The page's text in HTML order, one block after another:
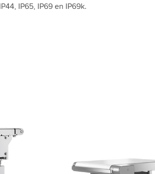
IP65, IP69 en IP69k.